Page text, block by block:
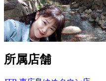
所属店舗